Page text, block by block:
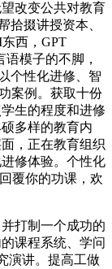
改变公共对教育
拾掇讲授资本、
西，GPT
语模子的不脚，
个性化进修、智
案例。获取十份
生的程度和进修
多样的教育内
，正在教育组织
修体验。个性化
覆你的功课，欢
打制一个成功的
课程系统、学问
演讲。提高工做